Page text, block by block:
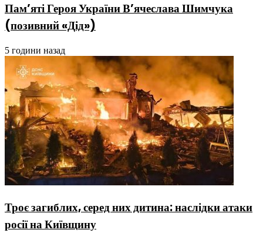
Пам’яті Героя України В’ячеслава Шимчука
(позивний «Дід»)
5 години назад
Троє загиблих, серед них дитина: наслідки атаки
росії на Київщину